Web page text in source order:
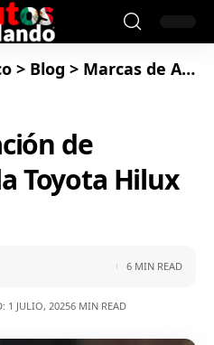
> Blog > Marcas de Autos
de
Toyota Hilux
1 JULIO, 20256 MIN READ
6 MIN READ